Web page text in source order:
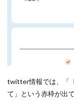
twitter情報では、「
て」という赤枠が出